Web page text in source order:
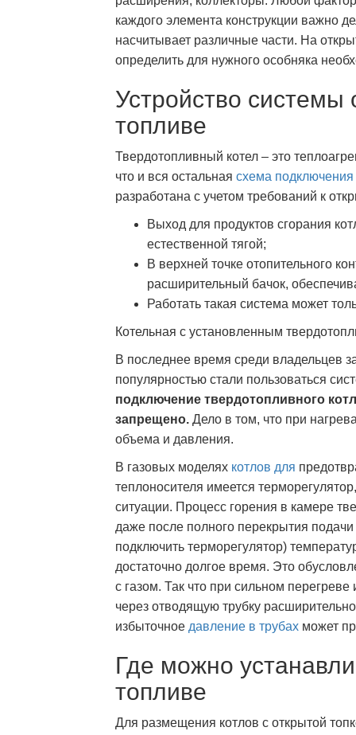
каждого элемента конструкции важно
насчитывает различные части. На
определить для нужного особняка
Устройство
топливе
Твердотопливный котел – это
что и вся остальная схема подключения
разработана с учетом требований к
Выход для продуктов сгорания
естественной тягой;
В верхней точке отопительного
расширительный бачок,
Работать такая система может
Котельная с установленным
В последнее время среди владельцев
популярностью стали пользоваться
подключение твердотопливного
запрещено. Дело в том, что при
объема и давления.
В газовых моделях котлов для
теплоносителя имеется
ситуации. Процесс горения в камере
даже после полного перекрытия
подключить терморегулятор)
достаточно долгое время. Это
с газом. Так что при сильном
через отводящую трубку
избыточное давление в трубах может
Где можно
топливе
Для размещения котлов с открытой